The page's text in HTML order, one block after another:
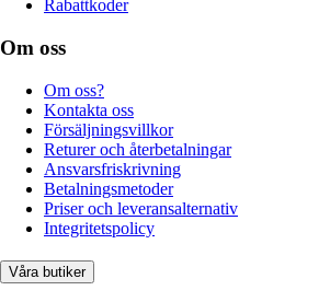
Rabattkoder
Om oss
Om oss?
Kontakta oss
Försäljningsvillkor
Returer och återbetalningar
Ansvarsfriskrivning
Betalningsmetoder
Priser och leveransalternativ
Integritetspolicy
Våra butiker